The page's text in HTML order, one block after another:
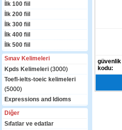
İlk 100 fiil
İlk 200 fiil
İlk 300 fiil
İlk 400 fiil
İlk 500 fiil
Sınav Kelimeleri
Kpds Kelimeleri (3000)
Toefl-ielts-toeic kelimeleri
(5000)
Expressions and Idioms
Diğer
Sıfatlar ve edatlar
güvenlik
kodu: